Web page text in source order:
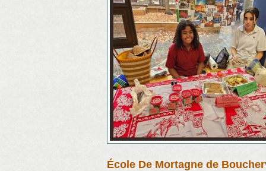
École De Mortagne de